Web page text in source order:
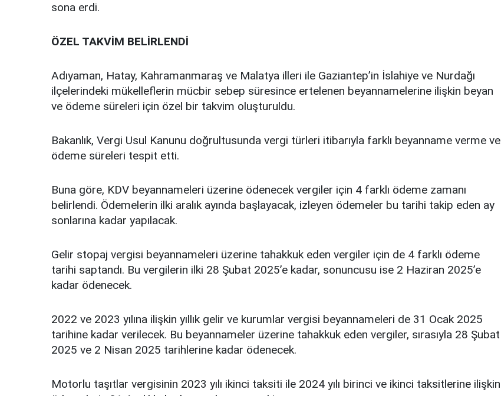
sona erdi.
ÖZEL TAKVİM BELİRLENDİ
Adıyaman, Hatay, Kahramanmaraş ve Malatya illeri ile Gaziantep’in İslahiye ve Nurdağı
ilçelerindeki mükelleflerin mücbir sebep süresince ertelenen beyannamelerine ilişkin beyan
ve ödeme süreleri için özel bir takvim oluşturuldu.
Bakanlık, Vergi Usul Kanunu doğrultusunda vergi türleri itibarıyla farklı beyanname verme ve
ödeme süreleri tespit etti.
Buna göre, KDV beyannameleri üzerine ödenecek vergiler için 4 farklı ödeme zamanı
belirlendi. Ödemelerin ilki aralık ayında başlayacak, izleyen ödemeler bu tarihi takip eden ay
sonlarına kadar yapılacak.
Gelir stopaj vergisi beyannameleri üzerine tahakkuk eden vergiler için de 4 farklı ödeme
tarihi saptandı. Bu vergilerin ilki 28 Şubat 2025’e kadar, sonuncusu ise 2 Haziran 2025’e
kadar ödenecek.
2022 ve 2023 yılına ilişkin yıllık gelir ve kurumlar vergisi beyannameleri de 31 Ocak 2025
tarihine kadar verilecek. Bu beyannameler üzerine tahakkuk eden vergiler, sırasıyla 28 Şubat
2025 ve 2 Nisan 2025 tarihlerine kadar ödenecek.
Motorlu taşıtlar vergisinin 2023 yılı ikinci taksiti ile 2024 yılı birinci ve ikinci taksitlerine ilişkin